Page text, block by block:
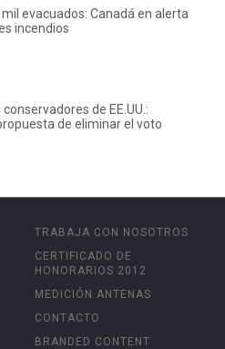
mil evacuados: Canadá en alerta
incendios
conservadores de EE.UU.:
de eliminar el voto
TRABAJA CON NOSOTROS
CERTIFICADO DE
HONORARIOS 2012
MEDICIÓN ANTENAS
CONTACTO
BRANDED CONTENT